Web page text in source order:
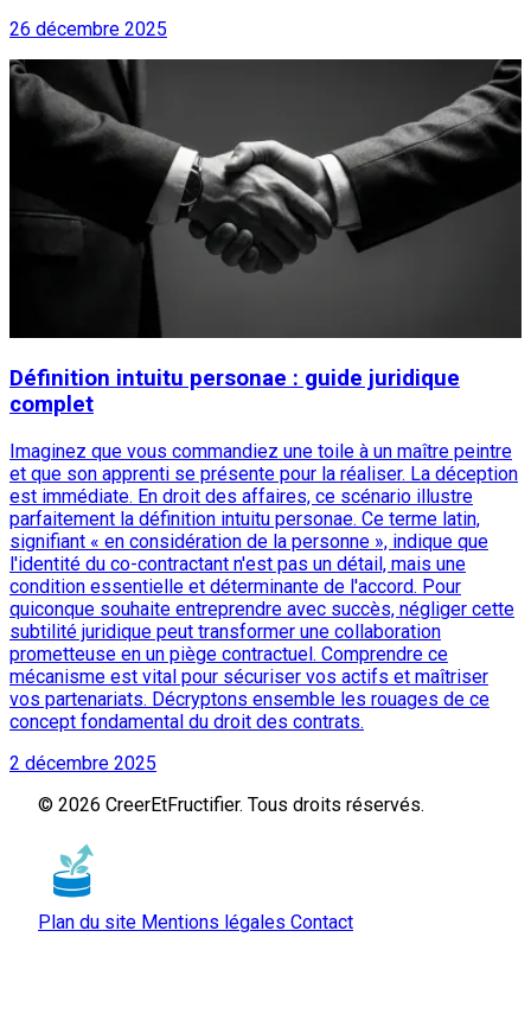
26 décembre 2025
Définition intuitu personae : guide juridique
complet
Imaginez que vous commandiez une toile à un maître peintre
et que son apprenti se présente pour la réaliser. La déception
est immédiate. En droit des affaires, ce scénario illustre
parfaitement la définition intuitu personae. Ce terme latin,
signifiant « en considération de la personne », indique que
l'identité du co-contractant n'est pas un détail, mais une
condition essentielle et déterminante de l'accord. Pour
quiconque souhaite entreprendre avec succès, négliger cette
subtilité juridique peut transformer une collaboration
prometteuse en un piège contractuel. Comprendre ce
mécanisme est vital pour sécuriser vos actifs et maîtriser
vos partenariats. Décryptons ensemble les rouages de ce
concept fondamental du droit des contrats.
2 décembre 2025
© 2026 CreerEtFructifier. Tous droits réservés.
Plan du site Mentions légales Contact